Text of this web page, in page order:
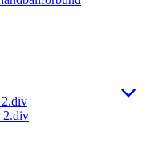
2.div
2.div